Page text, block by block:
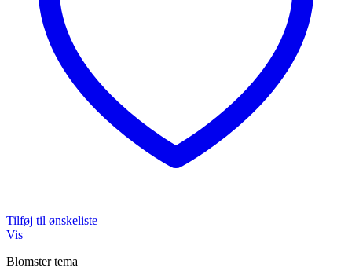
Tilføj til ønskeliste
Vis
Blomster tema